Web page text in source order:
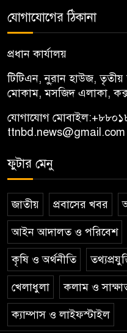
যোগাযোগের ঠিকানা
প্রধান কার্যালয়
টিটিএন, নু্রান হাউজ,
মোকাম, মসজিদ এলাকা,
যোগাযোগ মোবাইল:
ttnbd.news@gmail.com
ফুটার মেনু
জাতীয় প্রবাসের খবর
আইন আদালত ও পরিবেশ
কৃষি ও অর্থনীতি
খেলাধুলা কলাম ও
ক্যাম্পাস ও লাইফস্টাইল